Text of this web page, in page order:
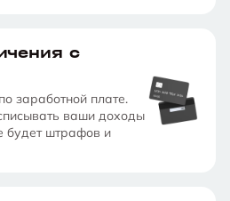
с
заработной плате.
ваши доходы
будет штрафов и